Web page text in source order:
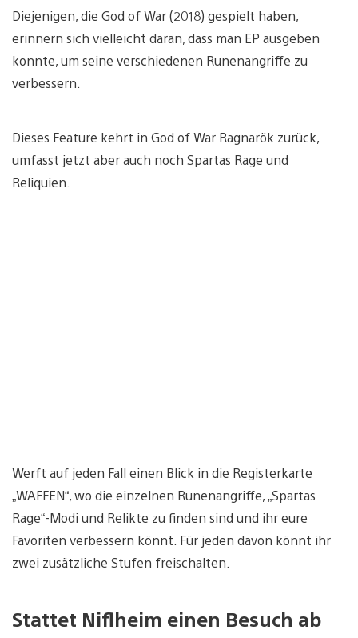
Diejenigen, die God of War (2018) gespielt haben,
erinnern sich vielleicht daran, dass man EP ausgeben
konnte, um seine verschiedenen Runenangriffe zu
verbessern.
Dieses Feature kehrt in God of War Ragnarök zurück,
umfasst jetzt aber auch noch Spartas Rage und
Reliquien.
Werft auf jeden Fall einen Blick in die Registerkarte
„WAFFEN“, wo die einzelnen Runenangriffe, „Spartas
Rage“-Modi und Relikte zu finden sind und ihr eure
Favoriten verbessern könnt. Für jeden davon könnt ihr
zwei zusätzliche Stufen freischalten.
Stattet Niflheim einen Besuch ab